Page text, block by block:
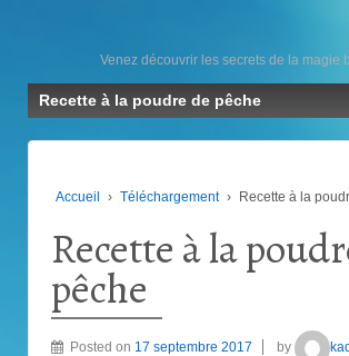
Venez découvrir les secrets de la magie
Recette à la poudre de pêche
Accueil › Téléchargement › Recette à la
Recette à la
pêche
Posted on 17 septembre 2017 by